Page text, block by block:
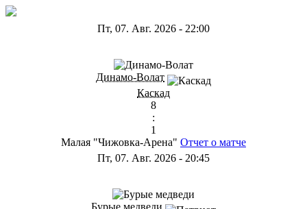
Пт, 07. Авг. 2026 - 22:00
Динамо-Волат
Каскад
8
:
1
Малая "Чижовка-Арена" Отчет о матче
Пт, 07. Авг. 2026 - 20:45
Бурые медведи